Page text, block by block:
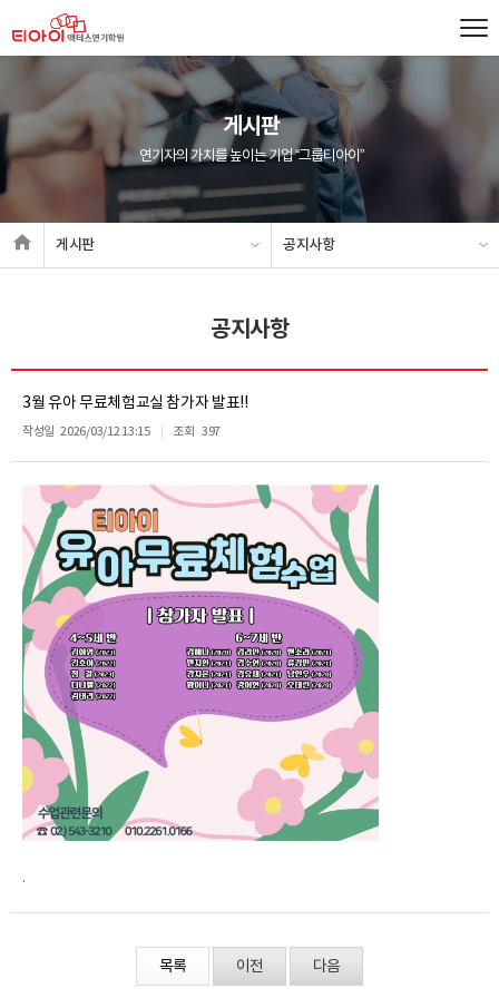
게시판
연기자의 가치를 높이는 기업 “그룹티아이”
게시판 공지사항
공지사항
3월 유아 무료체험교실 참가자 발표!!
작성일 2026/03/12 13:15 조회 397
.
목록 이전 다음